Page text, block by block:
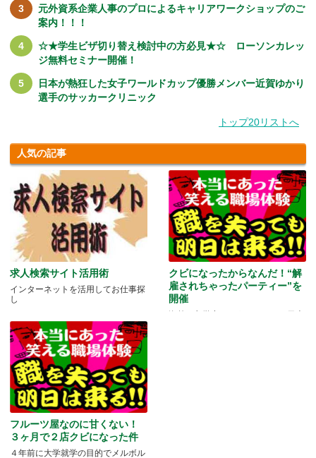
元外資系企業人事のプロによるキャリアワークショップのご
案内！！！
☆★学生ビザ切り替え検討中の方必見★☆ ローソンカレッ
ジ無料セミナー開催！
日本が熱狂した女子ワールドカップ優勝メンバー近賀ゆかり
選手のサッカークリニック
トップ20リストへ
人気の記事
求人検索サイト活用術
インターネットを活用してお仕事探
し
クビになったからなんだ！“解
雇されちゃったパーティー”を
開催
フルーツ屋なのに甘くない！
３ヶ月で２店クビになった件
４年前に大学就学の目的でメルボル